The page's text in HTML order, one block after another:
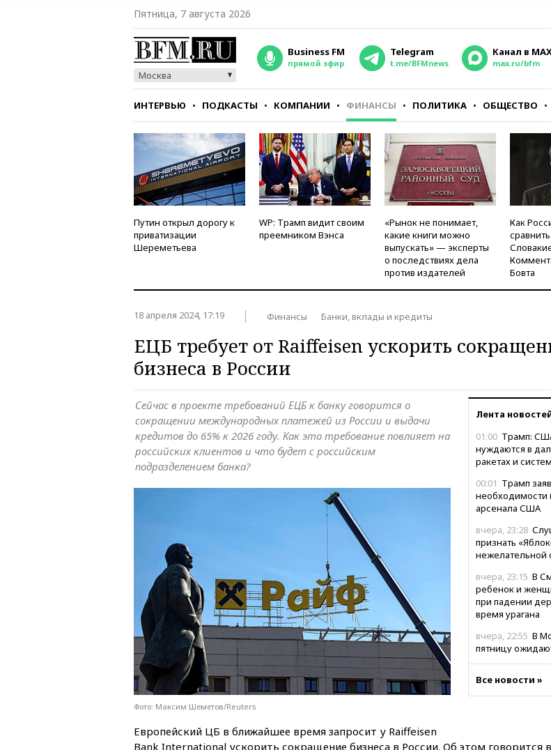
Пятница, 7 августа 2026
Москва
Business FM
прямой эфир
Telegram
t.me/BFMnews
Канал в
max.ru/bfm
ИНТЕРВЬЮ ПОДКАСТЫ КОМПАНИИ ФИНАНСЫ ПОЛИТИКА ОБЩЕСТВО
СТИЛЬ ТЕСТЫ
Путин открыл дорогу к
приватизации
Шереметьева
WP: Трамп видит своим
преемником Вэнса
«Рынок не понимает,
какие книги можно
выпускать» — эксперты
о последствиях дела
против издателей
Как
Бовта
18 апреля 2024, 17:19 Финансы Банки, вклады и кредиты
ЕЦБ требует от Raiffeisen ускорить
бизнеса в России
Лента
01:00 Трамп:
нуждаются в
ракетах и
00:01 Трамп
необходимости
арсенала США
вчера, 23:28
признать
нежелательной
вчера, 23:15 В
ребенок и
при падении
время урагана
вчера, 22:55 В
пятницу
продлил
до 2032 года
Все новости »
Сейчас в проекте требований ЕЦБ к банку говорится о
сокращении международных платежей из России и выдачи
кредитов до 65% к 2026 году. Как это требование повлияет на
российских клиентов и что будет с российским
подразделением банка?
Фото: Максим Шеметов/Reuters
Европейский ЦБ в ближайшее время запросит у Raiffeisen
Bank International ускорить сокращение бизнеса в России. Об этом говорится в